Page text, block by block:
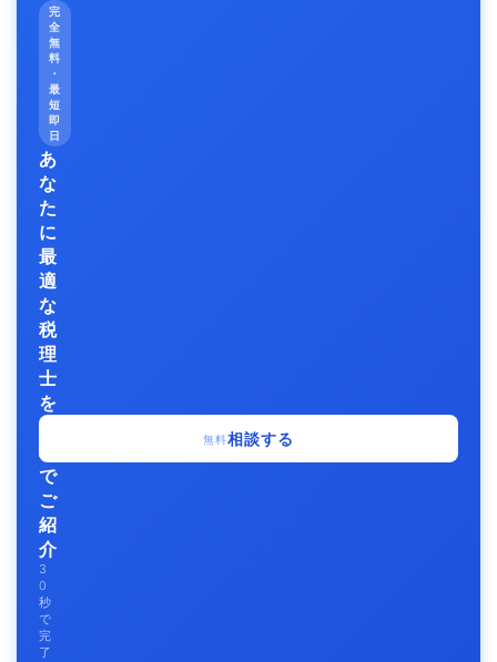
完
全
無
料
・
最
短
即
日
あ
な
た
に
最
適
な
税
理
士
を
無
料
で
ご
紹
介
3
0
秒
で
完
了
無料相談する